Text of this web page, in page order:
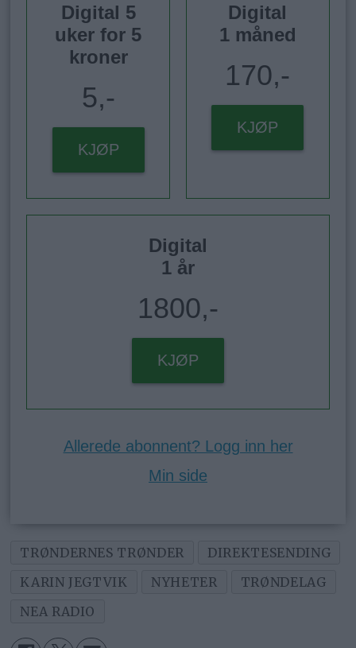
Digital 5
uker for 5
kroner
5,-
KJØP
Digital
1 måned
170,-
KJØP
Digital
1 år
1800,-
KJØP
Allerede abonnent? Logg inn her
Min side
TRØNDERNES TRØNDER
DIREKTESENDING
KARIN JEGTVIK
NYHETER
TRØNDELAG
NEA RADIO